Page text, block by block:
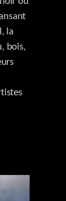
la
bois,